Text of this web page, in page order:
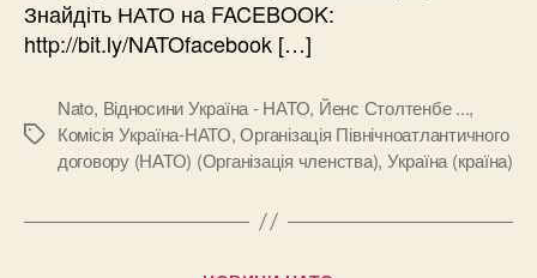
Знайдіть НАТО на FACEBOOK:
http://bit.ly/NATOfacebook […]
Позначки
Nato, Відносини Україна - НАТО, Йенс Столтенбе ...,
Комісія Україна-НАТО,Організація Північноатлантичного
договору (НАТО) (Організація членства), Україна (країна)